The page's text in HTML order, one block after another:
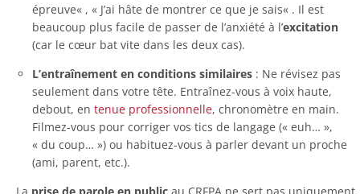
épreuve« , « J’ai hâte de montrer ce que je sais« . Il est
beaucoup plus facile de passer de l’anxiété à l’excitation
(car le cœur bat vite dans les deux cas).
L’entraînement en conditions similaires : Ne révisez pas
seulement dans votre tête. Entraînez-vous à voix haute,
debout, en tenue professionnelle, chronomètre en main.
Filmez-vous pour corriger vos tics de langage (« euh… »,
« du coup… ») ou habituez-vous à parler devant un proche
(ami, parent, etc.).